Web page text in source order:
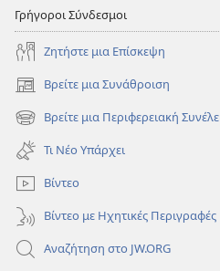
Γρήγοροι Σύνδεσμοι
Ζητήστε μια Επίσκεψη
Βρείτε μια Συνάθροιση
(ανοίγει
νέο
παράθυρο)
Βρείτε μια Περιφερειακή
(ανοίγει
νέο
παράθυρο)
Τι Νέο Υπάρχει
Βίντεο
Βίντεο με Ηχητικές Περιγραφές
Αναζήτηση στο JW.ORG